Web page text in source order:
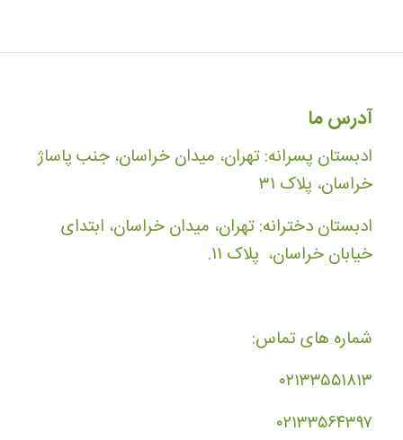
آدرس ما
ادبستان پسرانه: تهران، میدان خراسان، جنب پاساژ
خراسان، پلاک ۳۱
ادبستان دخترانه: تهران، میدان خراسان، ابتدای
خیابان خراسان، پلاک ۱۱.
شماره های تماس:
۰۲۱۳۳۵۵۱۸۱۳
۰۲۱۳۳۵۶۴۳۹۷